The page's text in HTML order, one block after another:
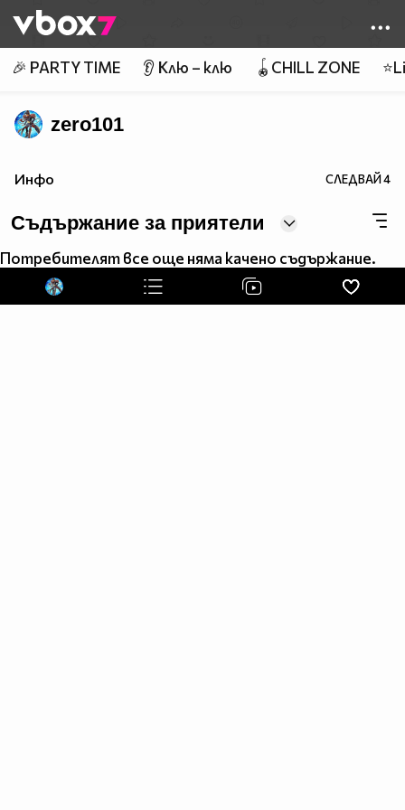
👾
🎉 PARTY TIME 👂 Клю – клю 🪀CHILL ZONE
zero101
Инфо СЛЕДВАЙ4
Съдържание за приятели
Потребителят все още няма качено съдържание.